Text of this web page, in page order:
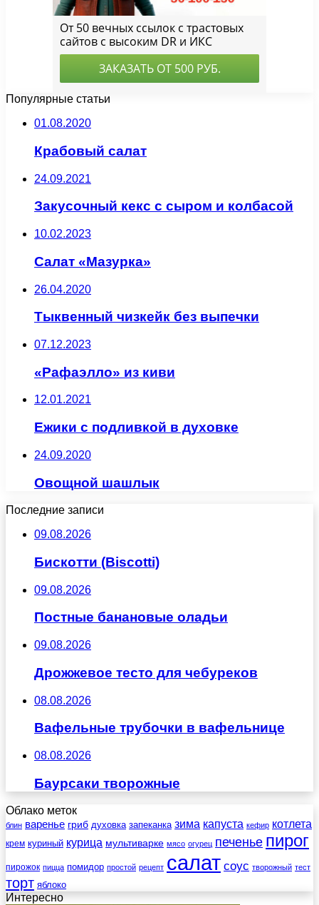
Популярные статьи
01.08.2020
Крабовый салат
24.09.2021
Закусочный кекс с сыром и колбасой
10.02.2023
Салат «Мазурка»
26.04.2020
Тыквенный чизкейк без выпечки
07.12.2023
«Рафаэлло» из киви
12.01.2021
Ежики с подливкой в духовке
24.09.2020
Овощной шашлык
Последние записи
09.08.2026
Бискотти (Biscotti)
09.08.2026
Постные банановые оладьи
09.08.2026
Дрожжевое тесто для чебуреков
08.08.2026
Вафельные трубочки в вафельнице
08.08.2026
Баурсаки творожные
Облако меток
блин варенье гриб духовка запеканка зима капуста кефир котлета
крем куриный курица мультиварке мясо огурец печенье пирог
пирожок пицца помидор простой рецепт салат соус творожный тест
торт яблоко
Интересно